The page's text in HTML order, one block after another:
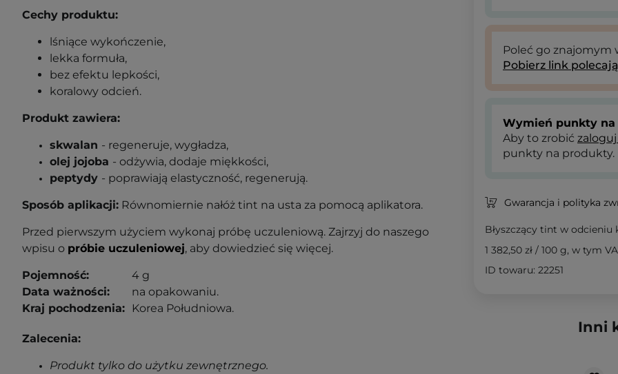
Cechy produktu:
lśniące wykończenie,
lekka formuła,
bez efektu lepkości,
koralowy odcień.
Produkt zawiera:
skwalan - regeneruje, wygładza,
olej jojoba - odżywia, dodaje miękkości,
peptydy - poprawiają elastyczność, regenerują.
Sposób aplikacji: Równomiernie nałóż tint na usta za pomocą aplikatora.
Przed pierwszym użyciem wykonaj próbę uczuleniową. Zajrzyj do naszego
wpisu o próbie uczuleniowej, aby dowiedzieć się więcej.
Pojemność:
4 g
Data ważności:
na opakowaniu.
Kraj pochodzenia:
Korea Południowa.
Zalecenia:
Produkt tylko do użytku zewnętrznego.
Poleć go znajomym
Pobierz link
Wymień punkty na
Aby to zrobić zaloguj
punkty na produkty.
Gwarancja i polityka
Błyszczący tint w odcieniu
1 382,50 zł / 100 g, w tym
ID towaru: 22251
Inni